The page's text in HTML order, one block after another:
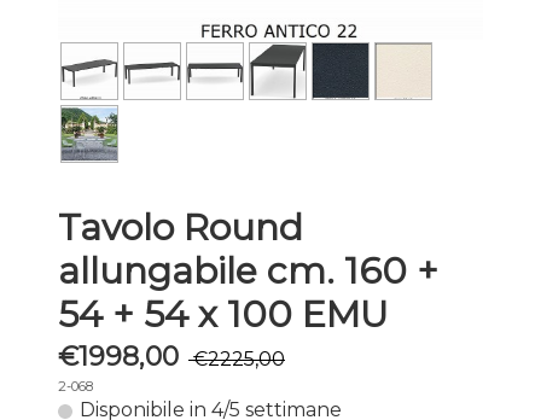
Tavolo Round
allungabile cm. 160 +
54 + 54 x 100 EMU
€1998,00 €2225,00
2-068
Disponibile in 4/5 settimane